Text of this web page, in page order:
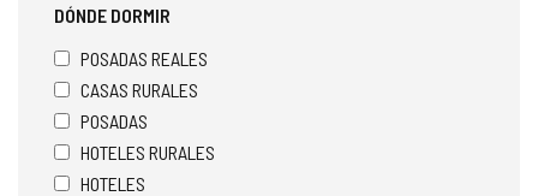
DÓNDE DORMIR
POSADAS REALES
CASAS RURALES
POSADAS
HOTELES RURALES
HOTELES